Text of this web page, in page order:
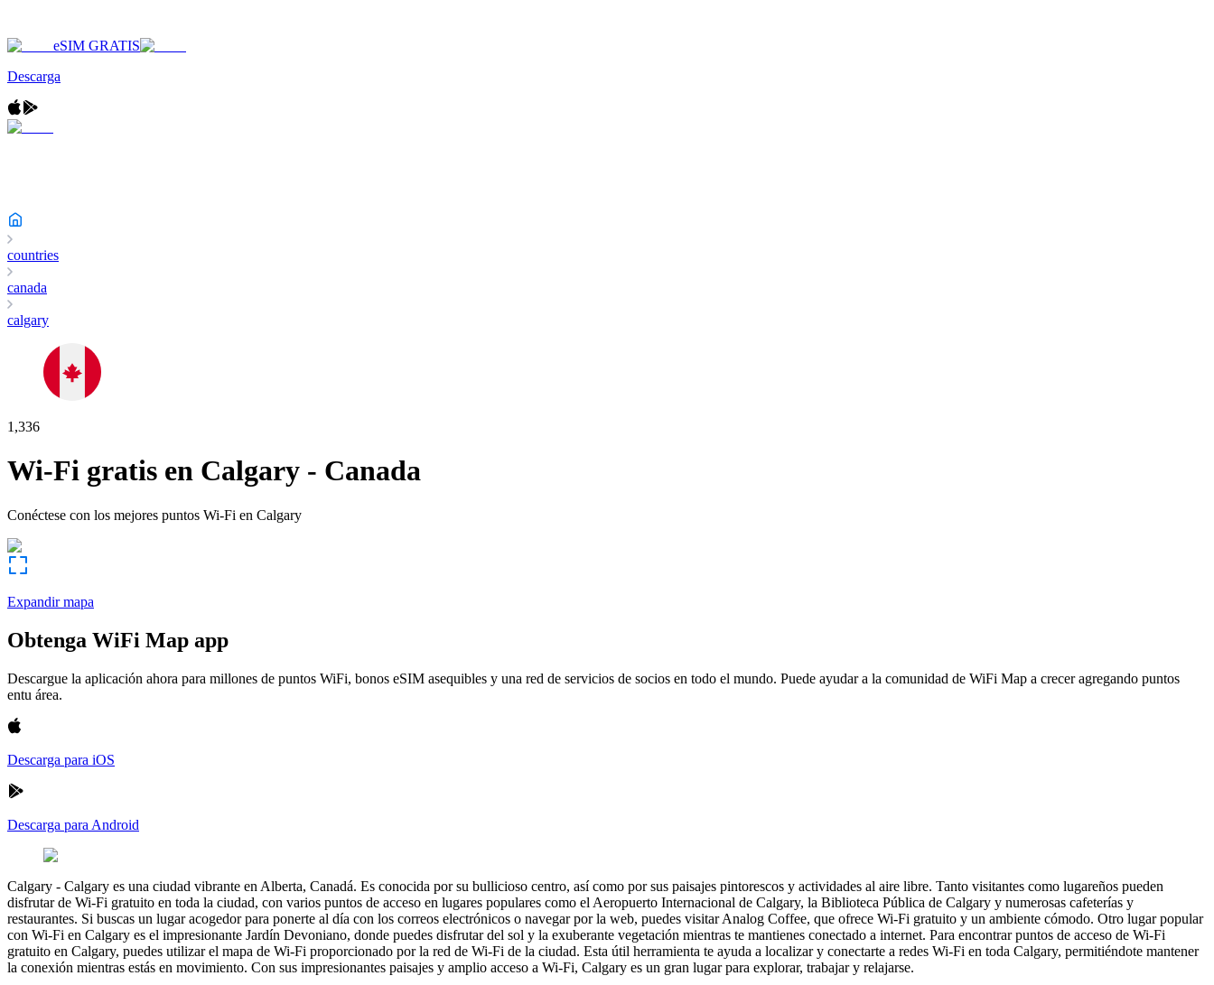
eSIM GRATIS
Descarga
countries
canada
calgary
1,336
Wi-Fi gratis en Calgary - Canada
Conéctese con los mejores puntos Wi-Fi en Calgary
Expandir mapa
Obtenga WiFi Map app
Descargue la aplicación ahora para millones de puntos WiFi, bonos eSIM asequibles y una red de servicios de socios en todo el mundo. Puede ayudar a la comunidad de WiFi Map a crecer agregando puntos
entu área.
Descarga para iOS
Descarga para Android
Calgary - Calgary es una ciudad vibrante en Alberta, Canadá. Es conocida por su bullicioso centro, así como por sus paisajes pintorescos y actividades al aire libre. Tanto visitantes como lugareños pueden
disfrutar de Wi-Fi gratuito en toda la ciudad, con varios puntos de acceso en lugares populares como el Aeropuerto Internacional de Calgary, la Biblioteca Pública de Calgary y numerosas cafeterías y
restaurantes. Si buscas un lugar acogedor para ponerte al día con los correos electrónicos o navegar por la web, puedes visitar Analog Coffee, que ofrece Wi-Fi gratuito y un ambiente cómodo. Otro lugar popular
con Wi-Fi en Calgary es el impresionante Jardín Devoniano, donde puedes disfrutar del sol y la exuberante vegetación mientras te mantienes conectado a internet. Para encontrar puntos de acceso de Wi-Fi
gratuito en Calgary, puedes utilizar el mapa de Wi-Fi proporcionado por la red de Wi-Fi de la ciudad. Esta útil herramienta te ayuda a localizar y conectarte a redes Wi-Fi en toda Calgary, permitiéndote mantener
la conexión mientras estás en movimiento. Con sus impresionantes paisajes y amplio acceso a Wi-Fi, Calgary es un gran lugar para explorar, trabajar y relajarse.